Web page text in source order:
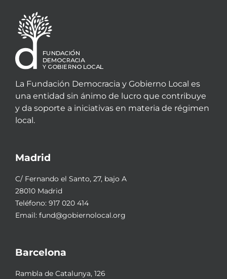
La Fundación Democracia y Gobierno Local es
una entidad sin ánimo de lucro que contribuye
y da soporte a iniciativas en materia de régimen
local.
Madrid
C/ Fernando el Santo, 27, bajo A
28010 Madrid
Teléfono: 917 020 414
Email: fund@gobiernolocal.org
Barcelona
Rambla de Catalunya, 126